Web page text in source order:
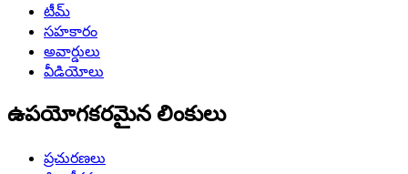
టీమ్
సహకారం
అవార్డులు
వీడియోలు
ఉపయోగకరమైన లింకులు
ప్రచురణలు